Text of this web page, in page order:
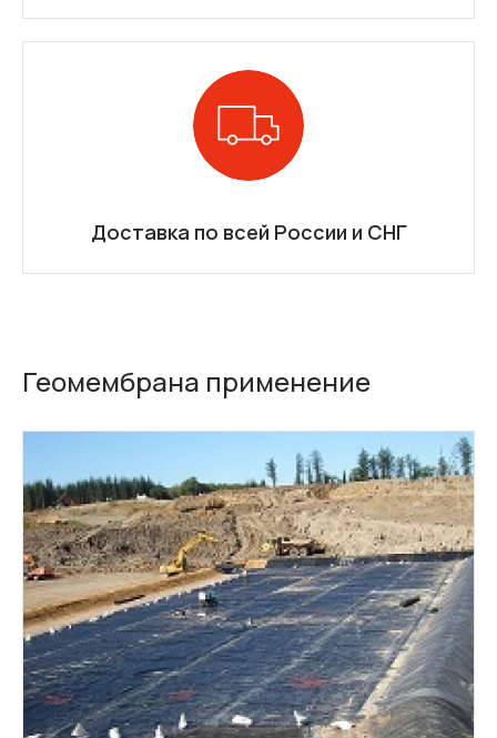
Доставка по всей России и СНГ
Геомембрана применение